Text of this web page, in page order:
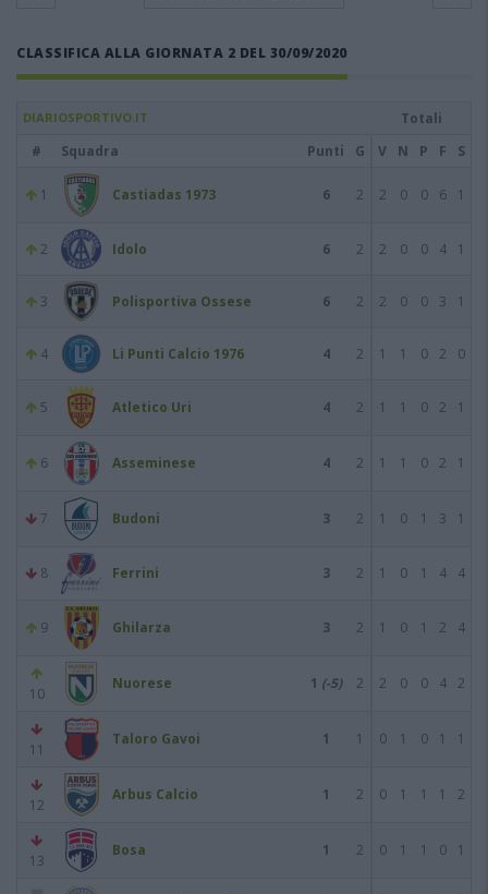
CLASSIFICA ALLA GIORNATA 2 DEL 30/09/2020
DIARIOSPORTIVO.IT
Totali
#
Squadra Punti G V N P F S
1 Castiadas 1973 6 2 2 0 0 6 1
2 Idolo 6 2 2 0 0 4 1
3 Polisportiva Ossese 6 2 2 0 0 3 1
4 Li Punti Calcio 1976 4 2 1 1 0 2 0
5 Atletico Uri 4 2 1 1 0 2 1
6 Asseminese 4 2 1 1 0 2 1
7 Budoni 3 2 1 0 1 3 1
8 Ferrini 3 2 1 0 1 4 4
9 Ghilarza 3 2 1 0 1 2 4
10
Nuorese 1 (-5) 2 2 0 0 4 2
11
Taloro Gavoi 1 1 0 1 0 1 1
12
Arbus Calcio 1 2 0 1 1 1 2
13
Bosa 1 2 0 1 1 0 1